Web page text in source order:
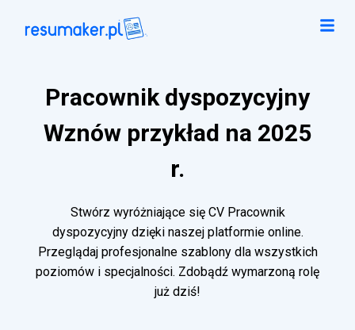
Pracownik dyspozycyjny
Wznów przykład na 2025
r.
Stwórz wyróżniające się CV Pracownik
dyspozycyjny dzięki naszej platformie online.
Przeglądaj profesjonalne szablony dla wszystkich
poziomów i specjalności. Zdobądź wymarzoną rolę
już dziś!